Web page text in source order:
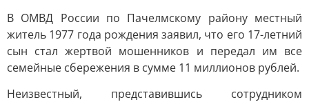
В ОМВД России по Пачелмскому району местный
житель 1977 года рождения заявил, что его 17-летний
сын стал жертвой мошенников и передал им все
семейные сбережения в сумме 11 миллионов рублей.
Неизвестный, представившись сотрудником